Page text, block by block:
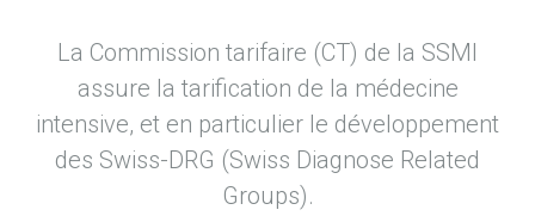
La Commission tarifaire (CT) de la SSMI
assure la tarification de la médecine
intensive, et en particulier le développement
des Swiss-DRG (Swiss Diagnose Related
Groups).